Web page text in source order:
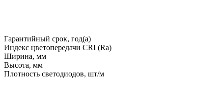
Гарантийный срок, год(а)
Индекс цветопередачи CRI (Ra)
Ширина, мм
Высота, мм
Плотность светодиодов, шт/м